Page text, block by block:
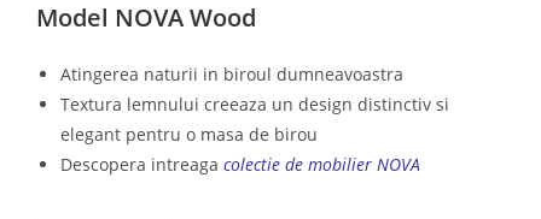
Model NOVA Wood
Atingerea naturii in biroul dumneavoastra
Textura lemnului creeaza un design distinctiv si
elegant pentru o masa de birou
Descopera intreaga colectie de mobilier NOVA